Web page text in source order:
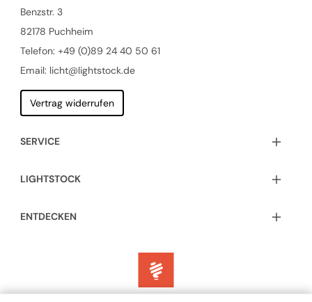
Benzstr. 3
82178 Puchheim
Telefon: +49 (0)89 24 40 50 61
Email: licht@lightstock.de
Vertrag widerrufen
SERVICE
LIGHTSTOCK
ENTDECKEN